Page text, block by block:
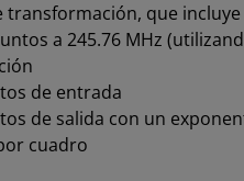
que incluye
a 245.76 MHz
de entrada
de salida con un
cuadro